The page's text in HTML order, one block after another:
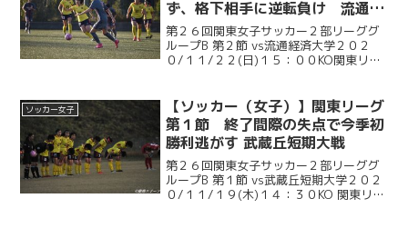
ず、格下相手に逆転負け 流通経
済大学戦
第２６回関東女子サッカー２部リーググ
ループB 第２節 vs流通経済大学２０２
０/１１/２２(日)１５：００KO関東リー
直後に失点を許すも、佐藤幸恵（総４・
十文字）がPK...
ソッカー女子
【ソッカー（女子）】関東リーグ
第１節 終了間際の失点で今季初
勝利逃がす 武蔵丘短期大戦
第２６回関東女子サッカー２部リーググ
ループB 第１節 vs武蔵丘短期大学２０２
０/１１/１９(木)１４：３０KO 関東リー